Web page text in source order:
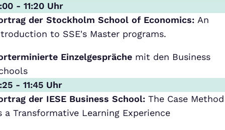
- 11:20 Uhr
der Stockholm School of Economics: An
to SSE's Master programs.
Einzelgespräche mit den Business
- 11:45 Uhr
der IESE Business School:The Case Method
a Transformative Learning Experience